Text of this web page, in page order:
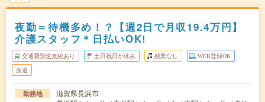
夜勤＝待機多め！？【週2日で月収19.4万円】
介護スタッフ＊日払いOK!
交通費別途支給あり 土日祝日が休み 残業なし WEB登録OK
派遣
勤務地
滋賀県長浜市